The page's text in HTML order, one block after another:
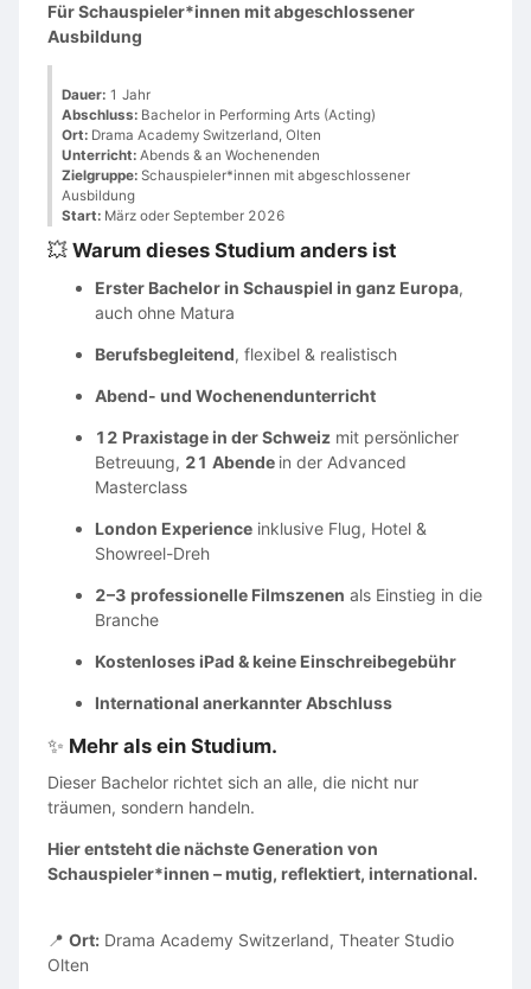
Für Schauspieler*innen mit abgeschlossener
Ausbildung
Dauer: 1 Jahr
Abschluss: Bachelor in Performing Arts (Acting)
Ort: Drama Academy Switzerland, Olten
Unterricht: Abends & an Wochenenden
Zielgruppe: Schauspieler*innen mit abgeschlossener
Ausbildung
Start: März oder September 2026
💥 Warum dieses Studium anders ist
Erster Bachelor in Schauspiel in ganz Europa,
auch ohne Matura
Berufsbegleitend, flexibel & realistisch
Abend- und Wochenendunterricht
12 Praxistage in der Schweiz mit persönlicher
Betreuung, 21 Abende in der Advanced
Masterclass
London Experience inklusive Flug, Hotel &
Showreel-Dreh
2–3 professionelle Filmszenen als Einstieg in die
Branche
Kostenloses iPad & keine Einschreibegebühr
International anerkannter Abschluss
✨ Mehr als ein Studium.
Dieser Bachelor richtet sich an alle, die nicht nur
träumen, sondern handeln.
Hier entsteht die nächste Generation von
Schauspieler*innen – mutig, reflektiert, international.
📍 Ort: Drama Academy Switzerland, Theater Studio
Olten